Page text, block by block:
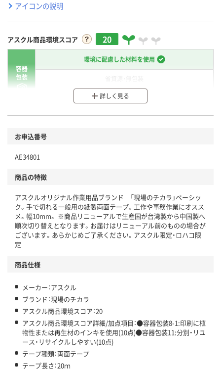
アイコンの説明
アスクル商品環境スコア 20
容器
包装
環境に配慮した材料を使用
分別・リサイクルしやすい設計
商品
本体
仕組
アスクルで資源循環している
温室効果ガスなどの削減
この商品の環境配慮ポイントです。下記商品詳細「
詳しく見る
お申込番号
AE34801
商品の特徴
アスクルオリジナル作業用品ブランド 「現場のチカラ」ベーシッ
ク。手で切れる一般用の紙製両面テープ。工作や事務作業にオスス
メ。幅10mm。 ※商品リニューアルで生産国が台湾製から中国製へ
順次切り替えとなります。お届けはリニューアル前のものの場合が
ございます。あらかじめご了承ください。アスクル限定・ロハコ限
定
商品仕様
メーカー：アスクル
ブランド：現場のチカラ
アスクル商品環境スコア：20
アスクル商品環境スコア詳細/加点項目：●容器包装8-1:印刷に植
物性または再生材のインキを使用(10点)●容器包装11:分別・リユ
ース・リサイクルしやすい(10点)
テープ種類：両面テープ
テープ長さ：20ｍ